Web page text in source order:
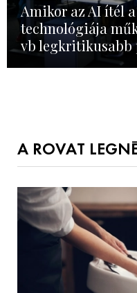
Amikor az AI ítél
technológiája
vb
A ROVAT